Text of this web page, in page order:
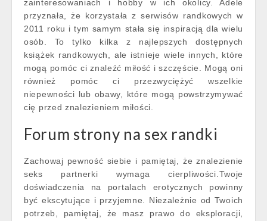
zainteresowaniach i hobby w ich okolicy. Adele
przyznała, że korzystała z serwisów randkowych w
2011 roku i tym samym stała się inspiracją dla wielu
osób. To tylko kilka z najlepszych dostępnych
książek randkowych, ale istnieje wiele innych, które
mogą pomóc ci znaleźć miłość i szczęście. Mogą oni
również pomóc ci przezwyciężyć wszelkie
niepewności lub obawy, które mogą powstrzymywać
cię przed znalezieniem miłości.
Forum strony na sex randki
Zachowaj pewność siebie i pamiętaj, że znalezienie
seks partnerki wymaga cierpliwości.Twoje
doświadczenia na portalach erotycznych powinny
być ekscytujące i przyjemne. Niezależnie od Twoich
potrzeb, pamiętaj, że masz prawo do eksploracji,